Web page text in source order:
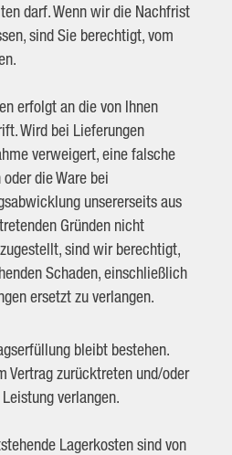
darf. Wenn wir die Nachfrist
sind Sie berechtigt, vom
erfolgt an die von Ihnen
Wird bei Lieferungen
verweigert, eine falsche
die Ware bei
unsererseits aus
Gründen nicht
sind wir berechtigt,
Schaden, einschließlich
ersetzt zu verlangen.
bleibt bestehen.
Vertrag zurücktreten und/oder
verlangen.
Lagerkosten sind von